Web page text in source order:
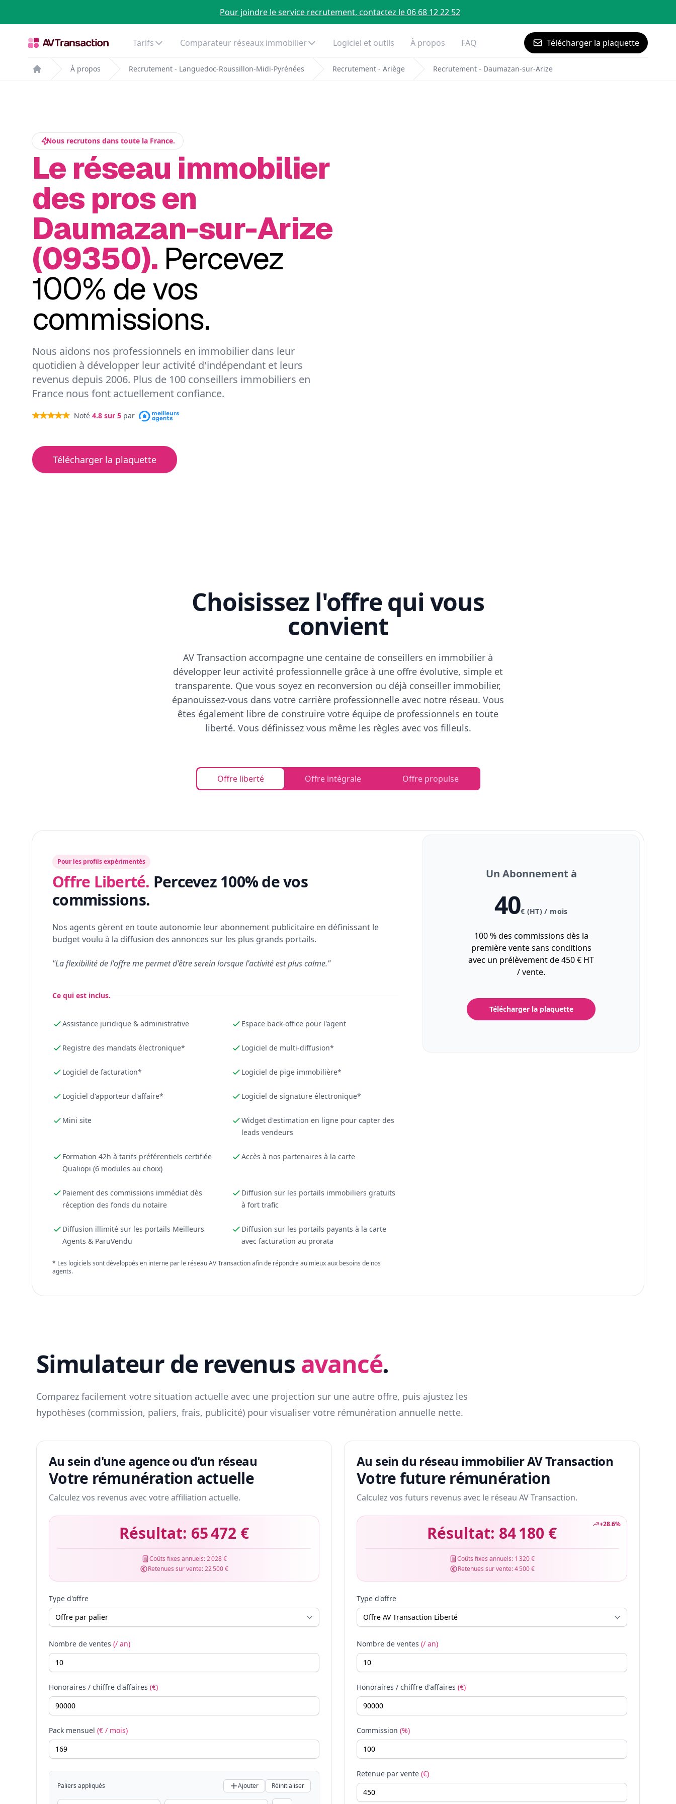
Pour joindre le service recrutement, contactez le 06 68 12 22 52
Tarifs Comparateur réseaux immobilier Logiciel et outils À propos FAQ Télécharger la plaquette
Home
À propos Recrutement - Languedoc-Roussillon-Midi-Pyrénées Recrutement - Ariège Recrutement - Daumazan-sur-Arize
Nous recrutons dans toute la France.
Le réseau immobilier
des pros en
Daumazan-sur-Arize
(09350). Percevez
100% de vos
commissions.
Nous aidons nos professionnels en immobilier dans leur
quotidien à développer leur activité d'indépendant et leurs
revenus depuis 2006. Plus de 100 conseillers immobiliers en
France nous font actuellement confiance.
Noté 4.8 sur 5 par
Télécharger la plaquette
Choisissez l'offre qui vous
convient
AV Transaction accompagne une centaine de conseillers en immobilier à
développer leur activité professionnelle grâce à une offre évolutive, simple et
transparente. Que vous soyez en reconversion ou déjà conseiller immobilier,
épanouissez-vous dans votre carrière professionnelle avec notre réseau. Vous
êtes également libre de construire votre équipe de professionnels en toute
liberté. Vous définissez vous même les règles avec vos filleuls.
Offre liberté Offre intégrale Offre propulse
Pour les profils expérimentés
Offre Liberté. Percevez 100% de vos
commissions.
Nos agents gèrent en toute autonomie leur abonnement publicitaire en définissant le
budget voulu à la diffusion des annonces sur les plus grands portails.
"La flexibilité de l'offre me permet d'être serein lorsque l'activité est plus calme."
Ce qui est inclus.
Assistance juridique & administrative Espace back-office pour l'agent
Registre des mandats électronique* Logiciel de multi-diffusion*
Logiciel de facturation* Logiciel de pige immobilière*
Logiciel d'apporteur d'affaire* Logiciel de signature électronique*
Mini site
Widget d'estimation en ligne pour capter des
leads vendeurs
Formation 42h à tarifs préférentiels certifiée
Qualiopi (6 modules au choix)
Accès à nos partenaires à la carte
Paiement des commissions immédiat dès
réception des fonds du notaire
Diffusion sur les portails immobiliers gratuits
à fort trafic
Diffusion illimité sur les portails Meilleurs
Agents & ParuVendu
Diffusion sur les portails payants à la carte
avec facturation au prorata
* Les logiciels sont développés en interne par le réseau AV Transaction afin de répondre au mieux aux besoins de nos
agents.
Un Abonnement à
40€ (HT) / mois
100 % des commissions dès la
première vente sans conditions
avec un prélèvement de 450 € HT
/ vente.
Télécharger la plaquette
Simulateur de revenus avancé.
Comparez facilement votre situation actuelle avec une projection sur une autre offre, puis ajustez les
hypothèses (commission, paliers, frais, publicité) pour visualiser votre rémunération annuelle nette.
Au sein d'une agence ou d'un réseau
Votre rémunération actuelle
Calculez vos revenus avec votre affiliation actuelle.
Résultat: 65 472 €
Coûts fixes annuels:2 028 €
Retenues sur vente:22 500 €
Type d'offre
Nombre de ventes (/ an)
Honoraires / chiffre d'affaires (€)
Pack mensuel (€ / mois)
Paliers appliqués Ajouter Réinitialiser
Au sein du réseau immobilier AV Transaction
Votre future rémunération
Calculez vos futurs revenus avec le réseau AV Transaction.
+28.6%
Résultat: 84 180 €
Coûts fixes annuels: 1 320 €
Retenues sur vente:4 500 €
Type d'offre
Nombre de ventes (/ an)
Honoraires / chiffre d'affaires (€)
Commission (%)
Retenue par vente (€)